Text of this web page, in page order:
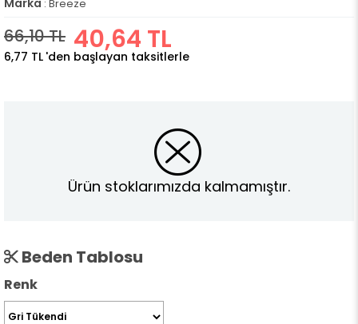
Marka : Breeze
66,10 TL 40,64 TL
6,77 TL 'den başlayan taksitlerle
Ürün stoklarımızda kalmamıştır.
Beden Tablosu
Renk